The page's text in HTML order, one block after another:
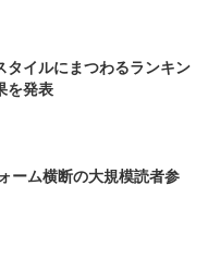
タイルにまつわるランキン
を発表
ーム横断の大規模読者参